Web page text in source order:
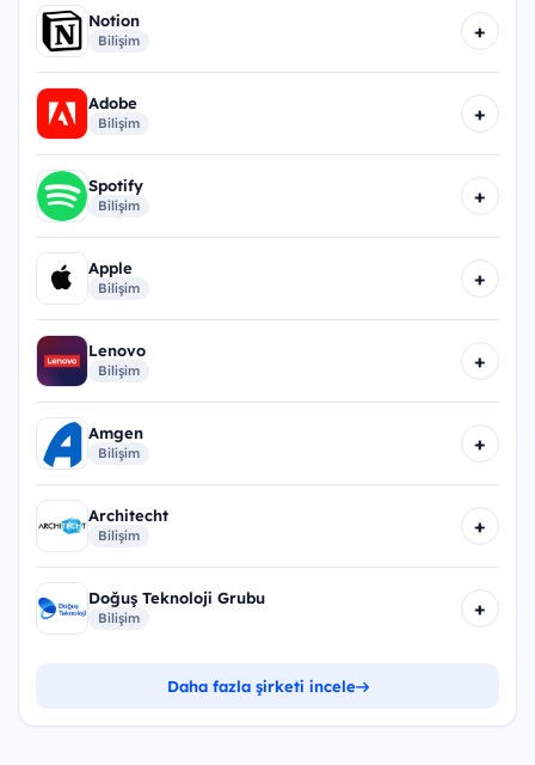
Notion
Bilişim +
Adobe
Bilişim +
Spotify
Bilişim +
Apple
Bilişim +
Lenovo
Bilişim +
Amgen
Bilişim +
Architecht
Bilişim +
Doğuş Teknoloji Grubu
Bilişim +
Daha fazla şirketi incele